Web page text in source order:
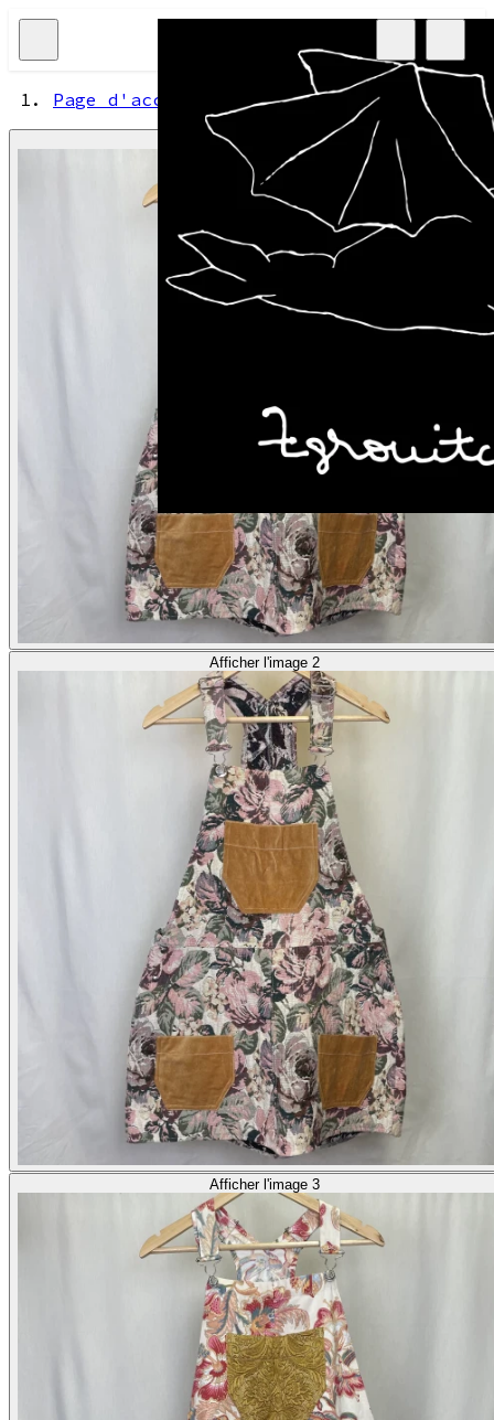
Page d'accueil
Afficher l'image 1
Afficher l'image 2
Afficher l'image 3